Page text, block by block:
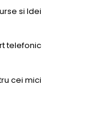
si Idei
telefonic
cei mici